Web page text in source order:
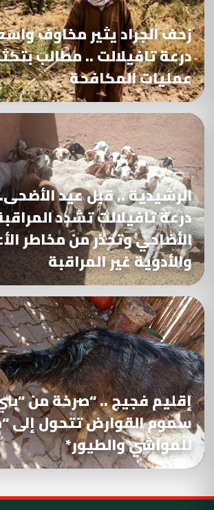
زحف الجراد يثير مخاوف
درعة تافيلالت .. مطالب
عمليات المكافحة
الرشيدية .. قبل عيد
درعة تافيلالت تشدد
الأضاحي وتحذر من مخاطر
والأدوية غير المراقبة
إقليم فجيج .. “صرخة من
سموم القوارض تتحول إلى
للمواشي والطيور*